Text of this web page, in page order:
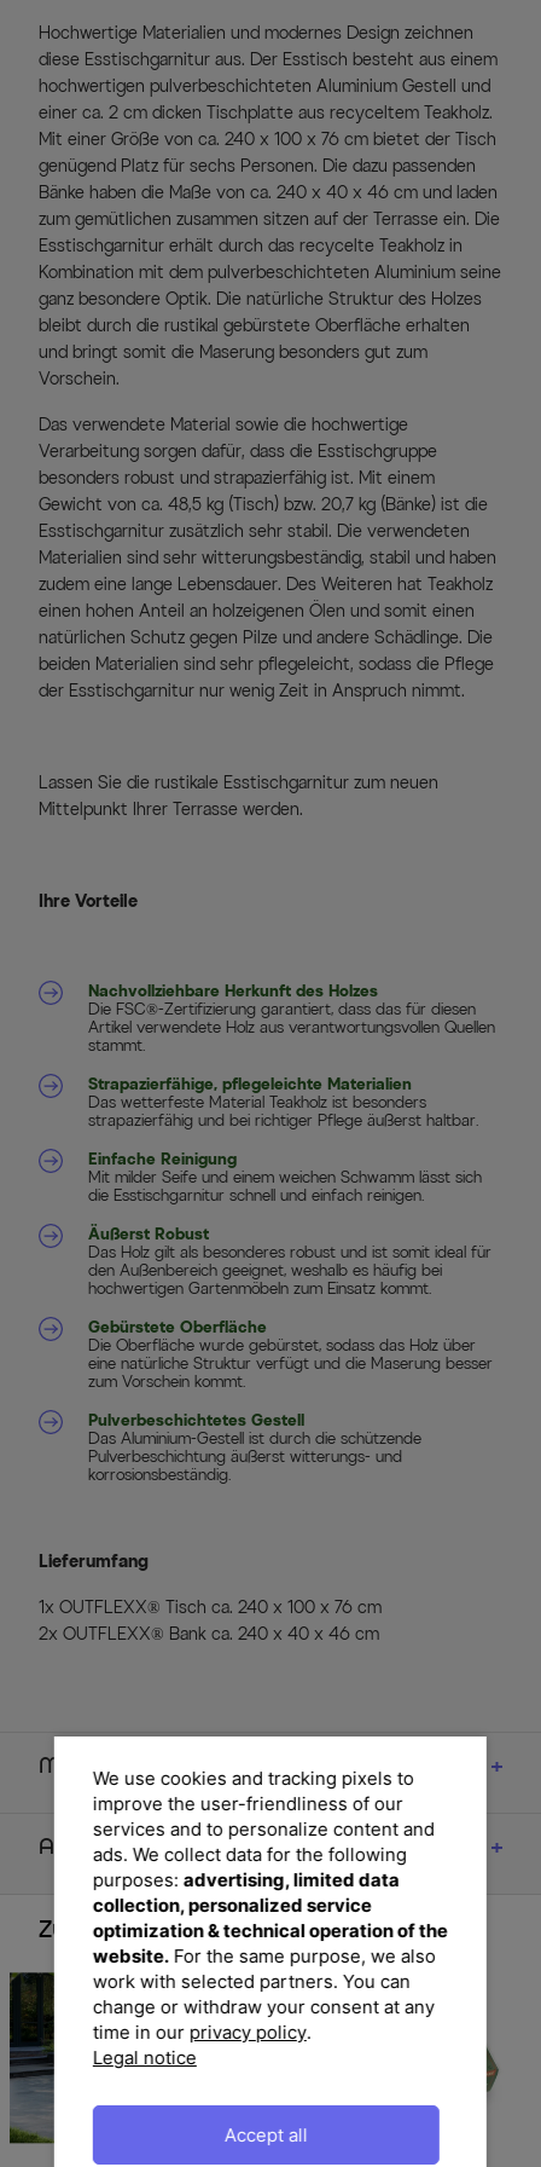
Hochwertige Materialien und modernes Design zeichnen
diese Esstischgarnitur aus. Der Esstisch besteht aus einem
hochwertigen pulverbeschichteten Aluminium Gestell und
einer ca. 2 cm dicken Tischplatte aus recyceltem Teakholz.
Mit einer Größe von ca. 240 x 100 x 76 cm bietet der Tisch
genügend Platz für sechs Personen. Die dazu passenden
Bänke haben die Maße von ca. 240 x 40 x 46 cm und laden
zum gemütlichen zusammen sitzen auf der Terrasse ein. Die
Esstischgarnitur erhält durch das recycelte Teakholz in
Kombination mit dem pulverbeschichteten Aluminium seine
ganz besondere Optik. Die natürliche Struktur des Holzes
bleibt durch die rustikal gebürstete Oberfläche erhalten
und bringt somit die Maserung besonders gut zum
Vorschein.
Das verwendete Material sowie die hochwertige
Verarbeitung sorgen dafür, dass die Esstischgruppe
besonders robust und strapazierfähig ist. Mit einem
Gewicht von ca. 48,5 kg (Tisch) bzw. 20,7 kg (Bänke) ist die
Esstischgarnitur zusätzlich sehr stabil. Die verwendeten
Materialien sind sehr witterungsbeständig, stabil und haben
zudem eine lange Lebensdauer. Des Weiteren hat Teakholz
einen hohen Anteil an holzeigenen Ölen und somit einen
natürlichen Schutz gegen Pilze und andere Schädlinge. Die
beiden Materialien sind sehr pflegeleicht, sodass die Pflege
der Esstischgarnitur nur wenig Zeit in Anspruch nimmt.
Lassen Sie die rustikale Esstischgarnitur zum neuen
Mittelpunkt Ihrer Terrasse werden.
Ihre Vorteile
Nachvollziehbare Herkunft des Holzes
Die FSC®-Zertifizierung garantiert, dass das für diesen
Artikel verwendete Holz aus verantwortungsvollen Quellen
stammt.
Strapazierfähige, pflegeleichte Materialien
Das wetterfeste Material Teakholz ist besonders
strapazierfähig und bei richtiger Pflege äußerst haltbar.
Einfache Reinigung
Mit milder Seife und einem weichen Schwamm lässt sich
die Esstischgarnitur schnell und einfach reinigen.
Äußerst Robust
Das Holz gilt als besonderes robust und ist somit ideal für
den Außenbereich geeignet, weshalb es häufig bei
hochwertigen Gartenmöbeln zum Einsatz kommt.
Gebürstete Oberfläche
Die Oberfläche wurde gebürstet, sodass das Holz über
eine natürliche Struktur verfügt und die Maserung besser
zum Vorschein kommt.
Pulverbeschichtetes Gestell
Das Aluminium-Gestell ist durch die schützende
Pulverbeschichtung äußerst witterungs- und
korrosionsbeständig.
Lieferumfang
1x OUTFLEXX® Tisch ca. 240 x 100 x 76 cm
2x OUTFLEXX® Bank ca. 240 x 40 x 46 cm
Maße
Artikelmerkmale & Materialien
Zubehör
We use cookies and tracking pixels to
improve the user-friendliness of our
services and to personalize content and
ads. We collect data for the following
purposes: advertising, limited data
collection, personalized service
optimization & technical operation of the
website.For the same purpose, we also
work with selected partners. You can
change or withdraw your consent at any
time in our privacy policy.
Legal notice
Accept all